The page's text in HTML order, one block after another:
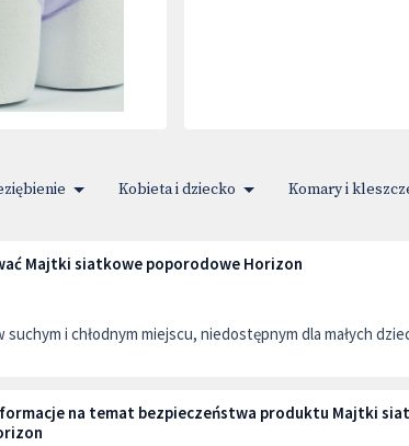
Kobieta i dziecko Komary i
Majtki siatkowe poporodowe Horizon
i chłodnym miejscu, niedostępnym dla małych
na temat bezpieczeństwa produktu Majtki